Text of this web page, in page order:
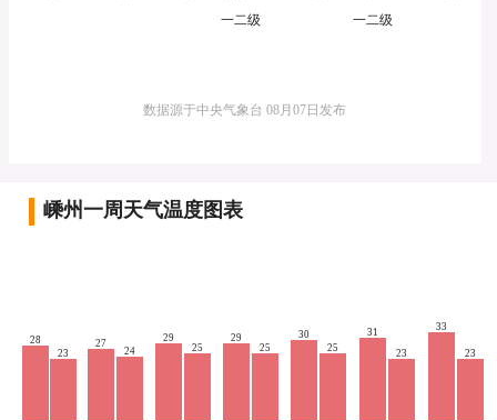
一二级
一二级
数据源于中央气象台 08月07日发布
嵊州一周天气温度图表
28
23
27
24
29
25
29
25
30
25
31
23
33
23